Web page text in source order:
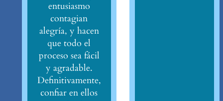
entusiasmo
contagian
alegría, y hacen
que todo el
proceso sea fácil
y agradable.
Definitivamente,
confiar en ellos